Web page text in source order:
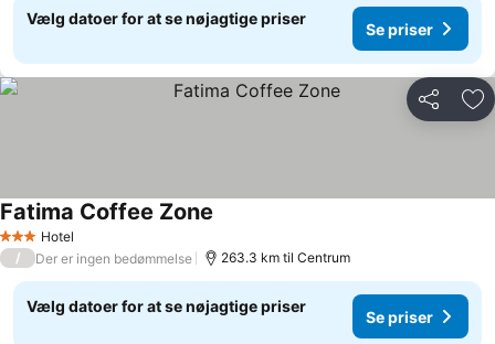
Vælg datoer for at se nøjagtige priser
Se priser
Del
3 StjernerHotel
Fatima Coffee Zone
/ Der er ingen bedømmelse 263.3 km til Centrum
Vælg datoer for at se nøjagtige priser
Se priser